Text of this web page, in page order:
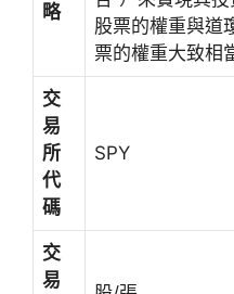
略
股票的權重與道
票的權重大致相
交
易
所
代
碼
SPY
交
易